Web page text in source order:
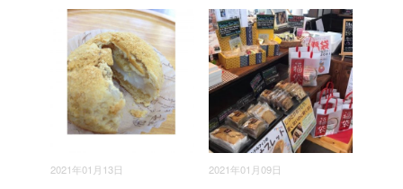
2021年01月13日 2021年01月09日